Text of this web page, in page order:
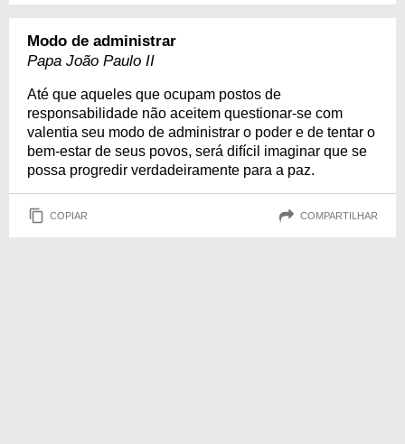
Modo de administrar
Papa João Paulo II
Até que aqueles que ocupam postos de
responsabilidade não aceitem questionar-se com
valentia seu modo de administrar o poder e de tentar o
bem-estar de seus povos, será difícil imaginar que se
possa progredir verdadeiramente para a paz.
COPIAR COMPARTILHAR